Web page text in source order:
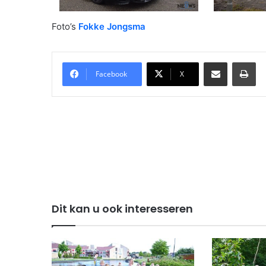
Foto’s Fokke Jongsma
Facebook X
Delen via Email
Dit kan u ook interesseren